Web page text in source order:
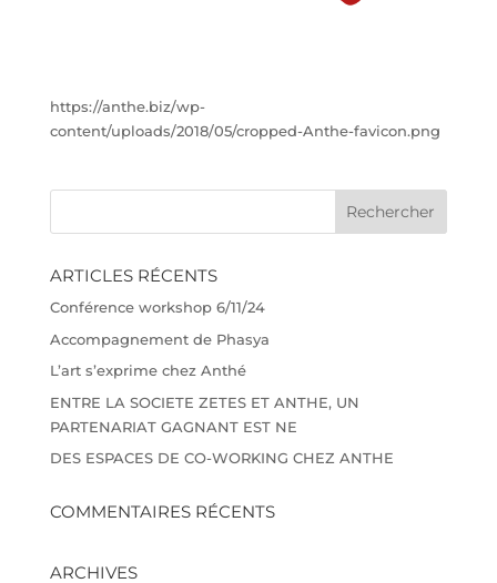
https://anthe.biz/wp-
content/uploads/2018/05/cropped-Anthe-favicon.png
ARTICLES RÉCENTS
Conférence workshop 6/11/24
Accompagnement de Phasya
L’art s’exprime chez Anthé
ENTRE LA SOCIETE ZETES ET ANTHE, UN
PARTENARIAT GAGNANT EST NE
DES ESPACES DE CO-WORKING CHEZ ANTHE
COMMENTAIRES RÉCENTS
ARCHIVES